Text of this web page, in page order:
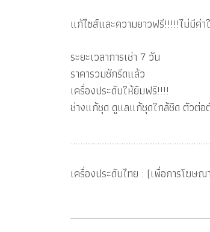
แก้ไซส์และความยาวฟรี!!!!!ไม่มีค่า
ระยะเวลาการเช่า 7 วัน
ราคารวมซักรีดแล้ว
เครื่องประดับให้ยืมฟรี!!!!
ช่างแก้ชุด ดูแลแก้ชุดใกล้ชิด ตัวต่อ
เครื่องประดับไทย : (เพื่อการโฆษ